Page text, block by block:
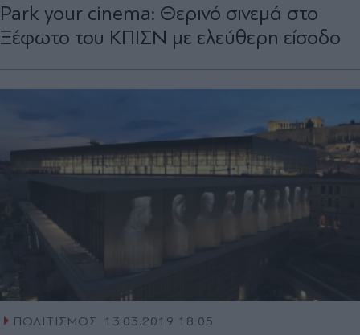
Park your cinema: Θερινό σινεμά στο
Ξέφωτο του ΚΠΙΣΝ με ελεύθερη είσοδο
ΠΟΛΙΤΙΣΜΟΣ
13.03.2019 18:05